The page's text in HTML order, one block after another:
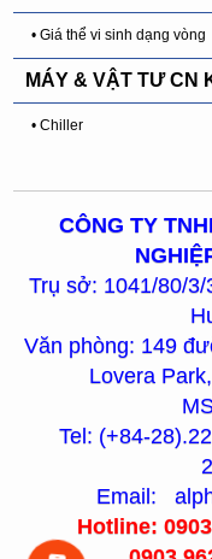
• Giá thể vi sinh dạng vòng
MÁY & VẬT TƯ CN
• Chiller
CÔNG TY
Trụ sở: 1041/80/3/
Văn phòng: 149
Lovera
Tel: (+84-
Email:
Hotline: